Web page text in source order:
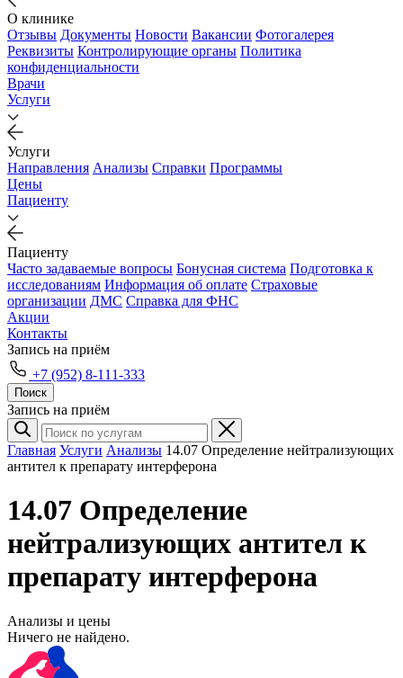
О клинике
Отзывы Документы Новости Вакансии Фотогалерея
Реквизиты Контролирующие органы Политика
конфиденциальности
Врачи
Услуги
Услуги
Направления Анализы Справки Программы
Цены
Пациенту
Пациенту
Часто задаваемые вопросы Бонусная система Подготовка к
исследованиям Информация об оплате Страховые
организации ДМС Справка для ФНС
Акции
Контакты
Запись на приём
+7 (952) 8-111-333
Поиск
Запись на приём
Главная Услуги Анализы 14.07 Определение нейтрализующих
антител к препарату интерферона
14.07 Определение
нейтрализующих антител к
препарату интерферона
Анализы и цены
Ничего не найдено.